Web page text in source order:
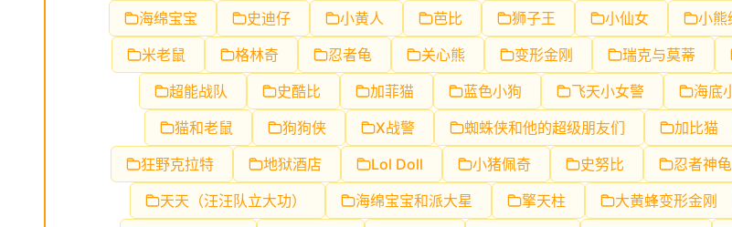
海绵宝宝 史迪仔 小黄人 芭比 狮子王 小仙女 小熊
米老鼠
格林奇 忍者龟 关心熊 变形金刚 瑞克与莫蒂
超能战队
史酷比 加菲猫 蓝色小狗 飞天小女警 海底
猫和老鼠
狗狗侠 X战警 蜘蛛侠和他的超级朋友们 加比猫
狂野克拉特
地狱酒店 Lol Doll 小猪佩奇 史努比 忍者神龟
天天（汪汪队立大功）
海绵宝宝和派大星 擎天柱 大黄蜂变形金刚